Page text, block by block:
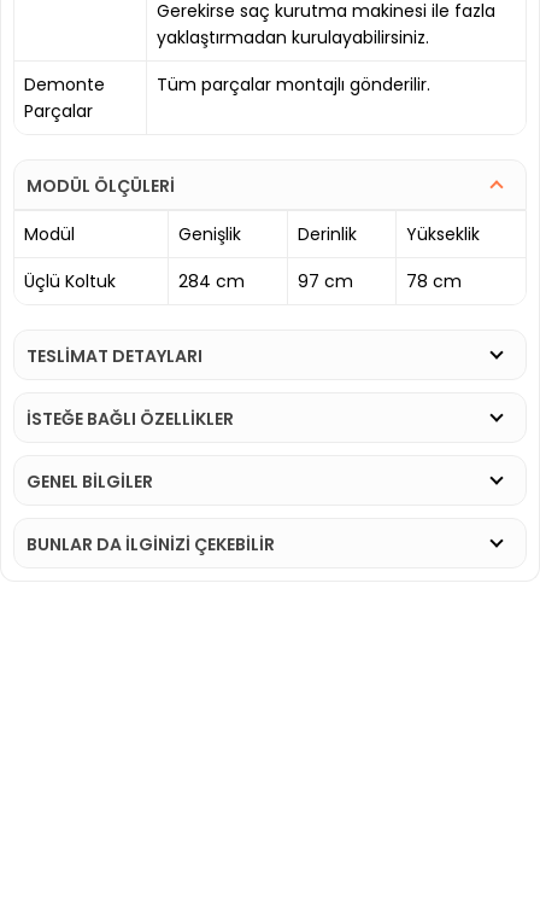
Gerekirse saç kurutma makinesi ile fazla
yaklaştırmadan kurulayabilirsiniz.
Demonte
Parçalar
Tüm parçalar montajlı gönderilir.
MODÜL ÖLÇÜLERİ
Modül
Genişlik Derinlik
Yükseklik
Üçlü Koltuk
284 cm 97 cm 78 cm
TESLİMAT DETAYLARI
İSTEĞE BAĞLI ÖZELLİKLER
GENEL BİLGİLER
BUNLAR DA İLGINIZI ÇEKEBILIR